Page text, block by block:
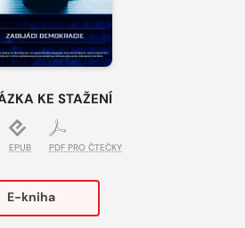
KE STAŽENÍ
EPUB PDF PRO ČTEČKY
E-kniha